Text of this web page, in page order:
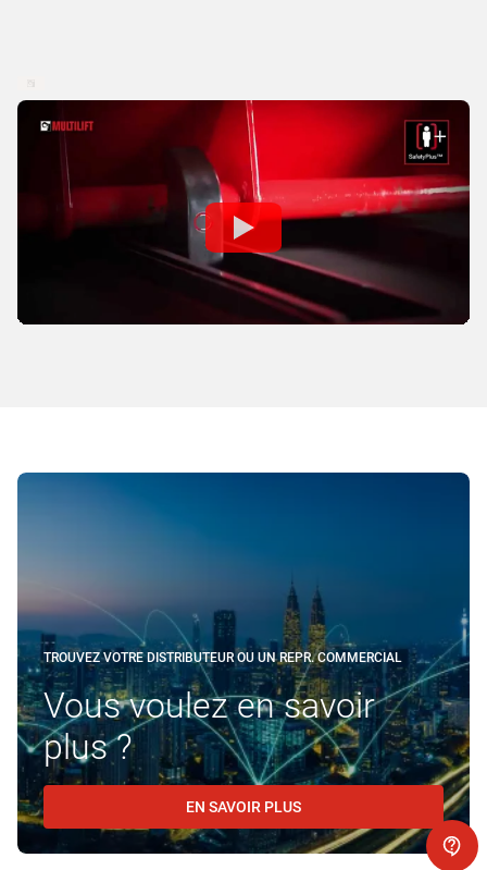
TROUVEZ VOTRE DISTRIBUTEUR OU UN REPR. COMMERCIAL
Vous voulez en savoir
plus ?
EN SAVOIR PLUS